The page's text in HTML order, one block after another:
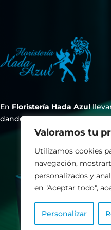
Valoramos tu
Utilizamos cookies
navegación,
personalizados y
en "Aceptar todo",
Personalizar
En Floristería Hada Azul
dando forma a emociones a